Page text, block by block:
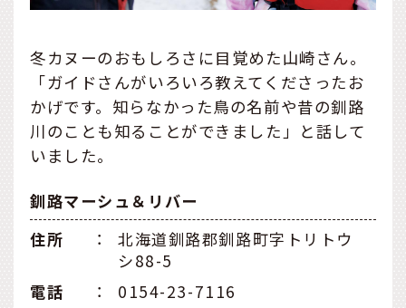
冬カヌーのおもしろさに目覚めた山崎さん。
「ガイドさんがいろいろ教えてくださったお
かげです。知らなかった鳥の名前や昔の釧路
川のことも知ることができました」と話して
いました。
釧路マーシュ＆リバー
住所
：
北海道釧路郡釧路町字トリトウ
シ88-5
電話
： 0154-23-7116